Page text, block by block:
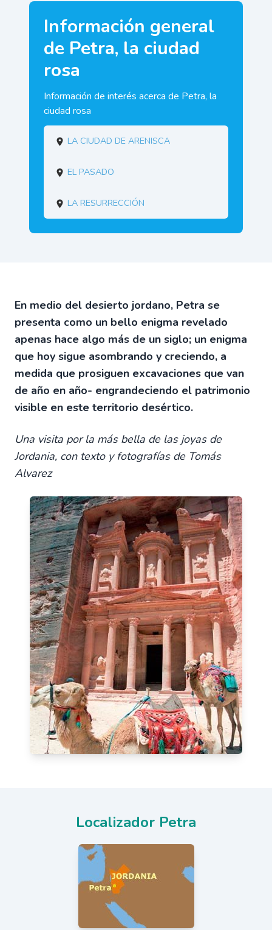
Información general
de Petra, la ciudad
rosa
Información de interés acerca de Petra, la
ciudad rosa
la ciudad de arenisca
El pasado
La resurrección
En medio del desierto jordano, Petra se
presenta como un bello enigma revelado
apenas hace algo más de un siglo; un enigma
que hoy sigue asombrando y creciendo, a
medida que prosiguen excavaciones que van
de año en año- engrandeciendo el patrimonio
visible en este territorio desértico.
Una visita por la más bella de las joyas de
Jordania, con texto y fotografías de Tomás
Alvarez
Localizador Petra